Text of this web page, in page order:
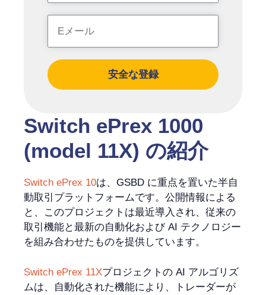
Switch ePrex 1000
(model 11X) の紹介
Switch ePrex 10は、GSBD に重点を置いた半自
動取引プラットフォームです。公開情報による
と、このプロジェクトは最近導入され、従来の
取引機能と最新の自動化および AI テクノロジー
を組み合わせたものを提供しています。
Switch ePrex 11Xプロジェクトの AI アルゴリズ
ムは、自動化された機能により、トレーダーが
安全な登録